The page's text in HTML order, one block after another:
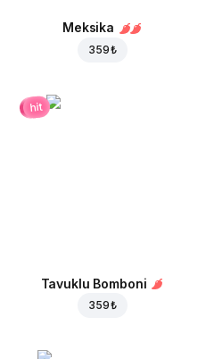
Meksika
359 ₺
hit
Tavuklu Bomboni
359 ₺